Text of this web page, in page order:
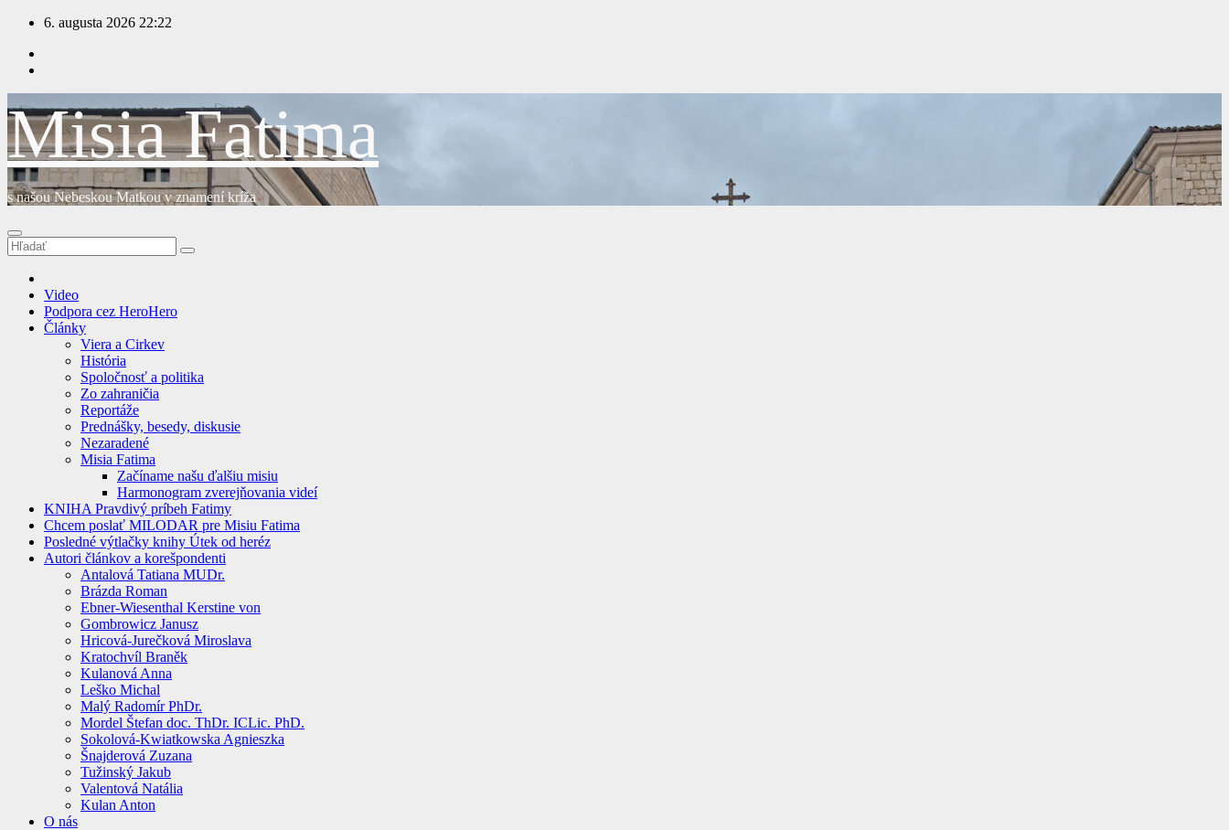
Prejsť
obsah
6. augusta 2026 22:22
Misia Fatima
s našou Nebeskou Matkou v znamení kríža
Video
Podpora cez HeroHero
Články
Viera a Cirkev
História
Spoločnosť a politika
Zo zahraničia
Reportáže
Prednášky, besedy, diskusie
Nezaradené
Misia Fatima
Začíname našu ďalšiu misiu
Harmonogram zverejňovania videí
KNIHA Pravdivý príbeh Fatimy
Chcem poslať MILODAR pre Misiu Fatima
Posledné výtlačky knihy Útek od heréz
Autori článkov a korešpondenti
Antalová Tatiana MUDr.
Brázda Roman
Ebner-Wiesenthal Kerstine von
Gombrowicz Janusz
Hricová-Jurečková Miroslava
Kratochvíl Braněk
Kulanová Anna
Leško Michal
Malý Radomír PhDr.
Mordel Štefan doc. ThDr. ICLic. PhD.
Sokolová-Kwiatkowska Agnieszka
Šnajderová Zuzana
Tužinský Jakub
Valentová Natália
Kulan Anton
O nás